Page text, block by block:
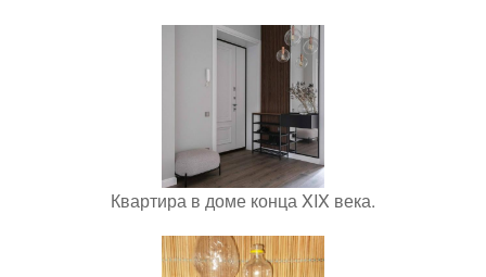
Квартира в доме конца XIX века.